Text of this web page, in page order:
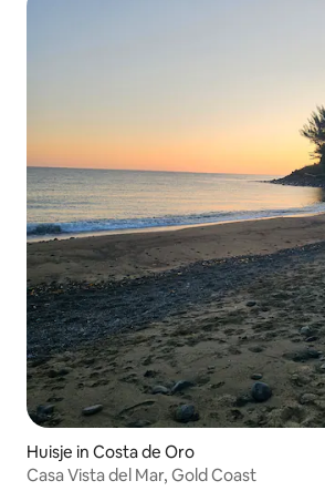
Huisje in Costa de Oro
Casa Vista del Mar, Gold Coast